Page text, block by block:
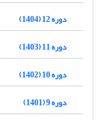
دوره 12 (1404)
دوره 11 (1403)
دوره 10 (1402)
دوره 9 (1401)